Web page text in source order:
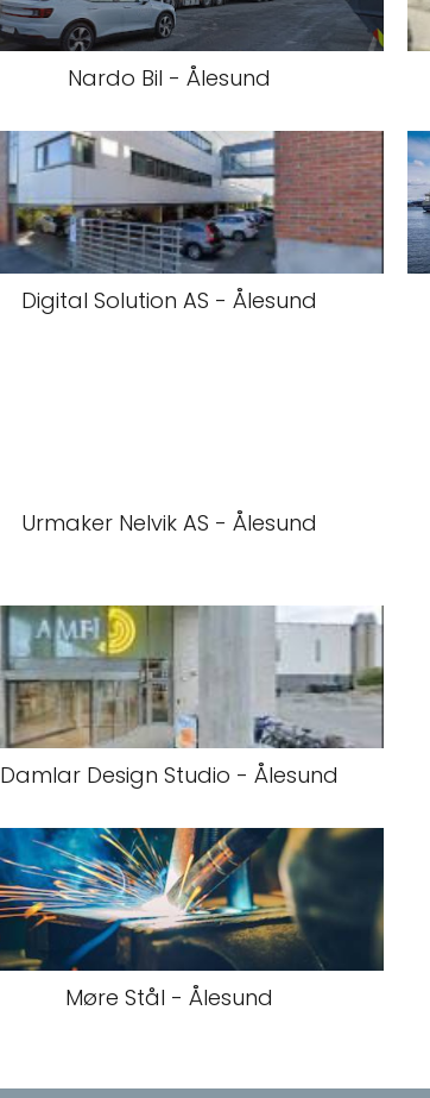
Nardo Bil - Ålesund
Digital Solution AS - Ålesund
Urmaker Nelvik AS - Ålesund
Damlar Design Studio - Ålesund
Møre Stål - Ålesund